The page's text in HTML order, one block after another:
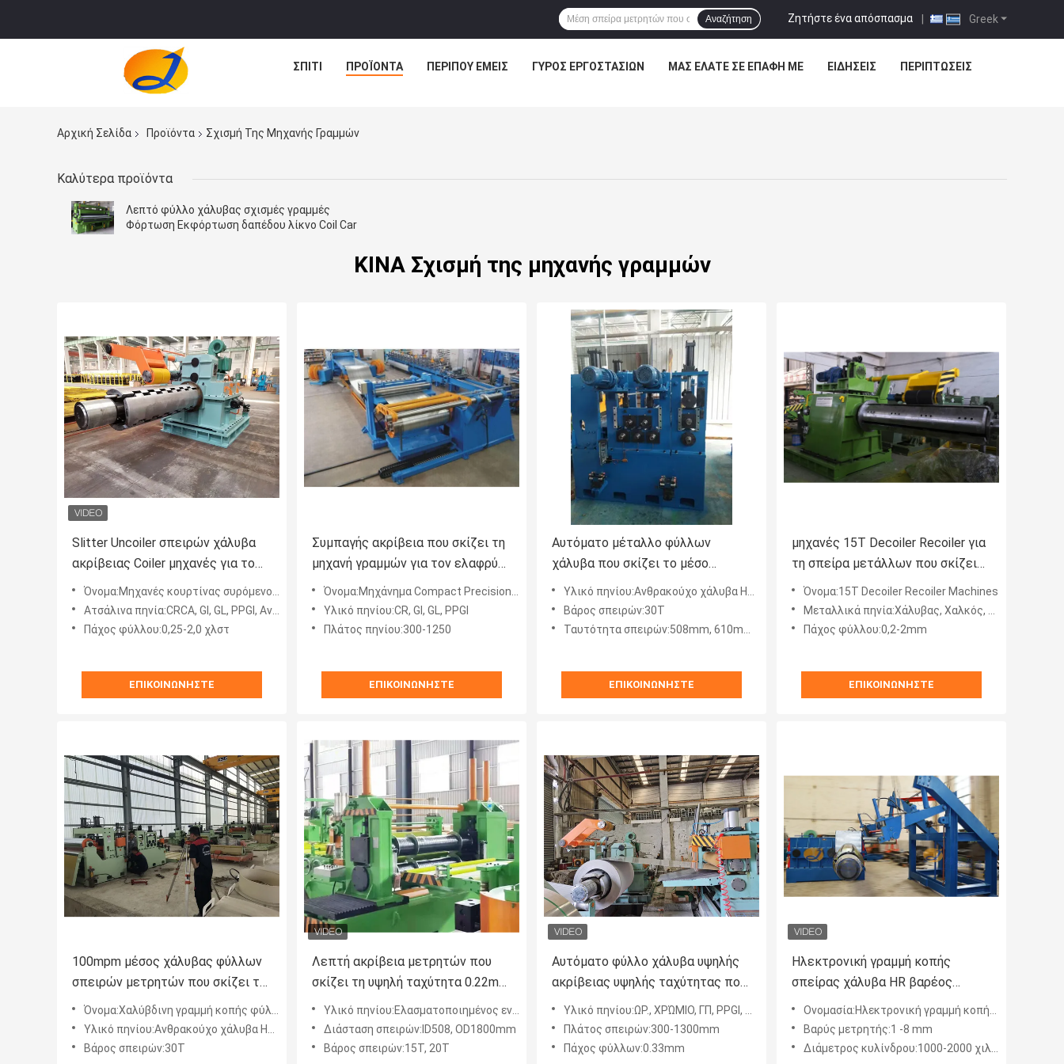
Greek
Ζητήστε ένα απόσπασμα |
Αναζήτηση
ΣΠΊΤΙ ΠΡΟΪΌΝΤΑ ΠΕΡΊΠΟΥ ΕΜΕΊΣ ΓΎΡΟΣ ΕΡΓΟΣΤΑΣΊΩΝ ΜΑΣ ΕΛΆΤΕ ΣΕ ΕΠΑΦΉ ΜΕ ΕΙΔΉΣΕΙΣ ΠΕΡΙΠΤΏΣΕΙΣ
Αρχική Σελίδα Προϊόντα Σχισμή Της Μηχανής Γραμμών
Καλύτερα προϊόντα
Λεπτό φύλλο χάλυβας σχισμές γραμμές
Φόρτωση Εκφόρτωση δαπέδου λίκνο Coil Car
ΚΙΝΑ Σχισμή της μηχανής γραμμών
Slitter Uncoiler σπειρών χάλυβα
ακρίβειας Coiler μηχανές για το
χάλυβα που σκίζει τη γραμμή
Όνομα:Μηχανές κουρτίνας συρόμενου πηνίου από χάλυβα
Ατσάλινα πηνία:CRCA, GI, GL, PPGI, Ανάγλυφο, χάλυβας VCM
Πάχος φύλλου:0,25-2,0 χλστ
ΕΠΙΚΟΙΝΩΝΉΣΤΕ
Συμπαγής ακρίβεια που σκίζει τη
μηχανή γραμμών για τον ελαφρύ
μετρητή 0.3-1.2 X 1250
Όνομα:Μηχάνημα Compact Precision Slitting Line
Υλικό πηνίου:CR, GI, GL, PPGI
Πλάτος πηνίου:300-1250
ΕΠΙΚΟΙΝΩΝΉΣΤΕ
Αυτόματο μέταλλο φύλλων
χάλυβα που σκίζει το μέσο
μετρητή 1-6x1600 γραμμών
Υλικό πηνίου:Ανθρακούχο χάλυβα HRC CRC, γαλβανισμένος χάλυβας
Βάρος σπειρών:30Τ
Ταυτότητα σπειρών:508mm, 610mm, 760mm
ΕΠΙΚΟΙΝΩΝΉΣΤΕ
μηχανές 15T Decoiler Recoiler για
τη σπείρα μετάλλων που σκίζει
τις γραμμές
Όνομα:15T Decoiler Recoiler Machines
Μεταλλικά πηνία:Χάλυβας, Χαλκός, Αλουμίνιο
Πάχος φύλλου:0,2-2mm
ΕΠΙΚΟΙΝΩΝΉΣΤΕ
100mpm μέσος χάλυβας φύλλων
σπειρών μετρητών που σκίζει τη
γραμμή (1-5) x1500
Όνομα:Χαλύβδινη γραμμή κοπής φύλλου μεσαίου διαμετρήματος
Υλικό πηνίου:Ανθρακούχο χάλυβα HRC CRC, γαλβανισμένος χάλυβας
Βάρος σπειρών:30Τ
Λεπτή ακρίβεια μετρητών που
σκίζει τη υψηλή ταχύτητα 0.22mm
X 1250mm γραμμών
Υλικό πηνίου:Ελασματοποιημένος εν ψυχρώ, γαλβανισμένος χάλυβας, χρωματισμένο φύλλο
Διάσταση σπειρών:ID508, OD1800mm
Βάρος σπειρών:15T, 20T
Αυτόματο φύλλο χάλυβα υψηλής
ακρίβειας υψηλής ταχύτητας που
σκίζει τη μηχανή γραμμών
Υλικό πηνίου:ΩΡ., ΧΡΏΜΙΟ, ΓΠ, PPGI, Q235, S355
Πλάτος σπειρών:300-1300mm
Πάχος φύλλων:0.33mm
Ηλεκτρονική γραμμή κοπής
σπείρας χάλυβα HR βαρέος
μεγέθους
Ονομασία:Ηλεκτρονική γραμμή κοπής σπείρας χάλυβα HR βαρέος μεγέθους
Βαρύς μετρητής:1 -8 mm
Διάμετρος κυλίνδρου:1000-2000 χιλιοστά